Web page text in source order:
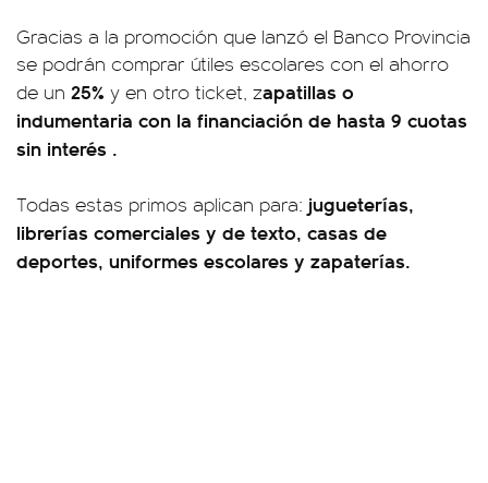
Gracias a la promoción que lanzó el Banco Provincia
se podrán comprar útiles escolares con el ahorro
de un 25% y en otro ticket, zapatillas o
indumentaria con la financiación de hasta 9 cuotas
sin interés .
Todas estas primos aplican para: jugueterías,
librerías comerciales y de texto, casas de
deportes, uniformes escolares y zapaterías.